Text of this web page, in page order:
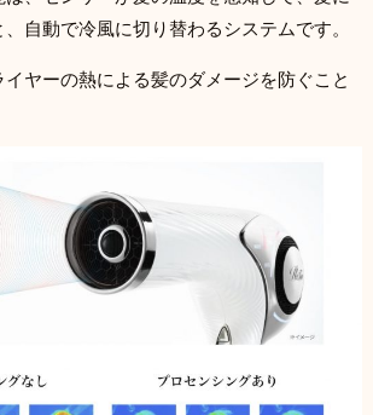
自動で冷風に切り替わるシステムです。
ヤーの熱による髪のダメージを防ぐこと